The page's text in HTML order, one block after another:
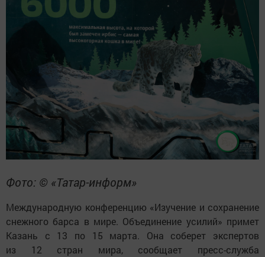
Фото: © «Татар-информ»
Международную конференцию «Изучение и сохранение
снежного барса в мире. Объединение усилий» примет
Казань с 13 по 15 марта. Она соберет экспертов
из 12 стран мира, сообщает пресс-служба